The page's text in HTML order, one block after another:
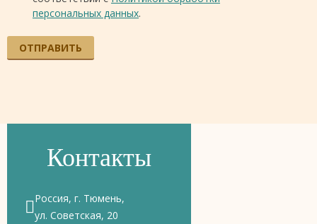
персональных данных.
ОТПРАВИТЬ
Контакты
Россия, г. Тюмень,
ул. Советская, 20